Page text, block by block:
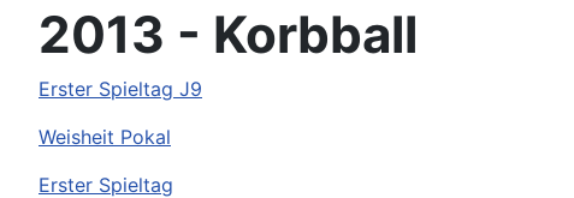
2013 - Korbball
Erster Spieltag J9
Weisheit Pokal
Erster Spieltag